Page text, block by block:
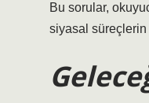
Bu sorular,
siyasal süreçlerin